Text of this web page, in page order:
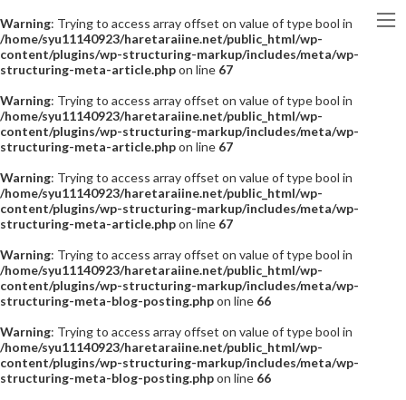
Warning: Trying to access array offset on value of type bool in
/home/syu11140923/haretaraiine.net/public_html/wp-
content/plugins/wp-structuring-markup/includes/meta/wp-
structuring-meta-article.phpon line 67
Warning: Trying to access array offset on value of type bool in
/home/syu11140923/haretaraiine.net/public_html/wp-
content/plugins/wp-structuring-markup/includes/meta/wp-
structuring-meta-article.phpon line 67
Warning: Trying to access array offset on value of type bool in
/home/syu11140923/haretaraiine.net/public_html/wp-
content/plugins/wp-structuring-markup/includes/meta/wp-
structuring-meta-article.phpon line 67
Warning: Trying to access array offset on value of type bool in
/home/syu11140923/haretaraiine.net/public_html/wp-
content/plugins/wp-structuring-markup/includes/meta/wp-
structuring-meta-blog-posting.phpon line 66
Warning: Trying to access array offset on value of type bool in
/home/syu11140923/haretaraiine.net/public_html/wp-
content/plugins/wp-structuring-markup/includes/meta/wp-
structuring-meta-blog-posting.phpon line 66